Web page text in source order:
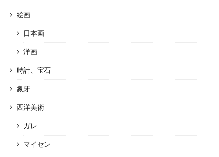
絵画
日本画
洋画
時計、宝石
象牙
西洋美術
ガレ
マイセン